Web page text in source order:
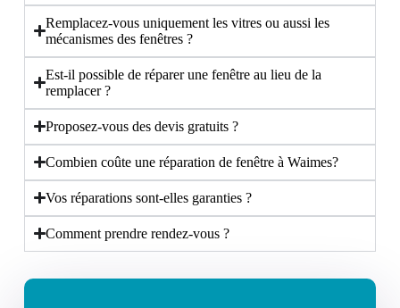
Remplacez-vous uniquement les vitres ou aussi les
mécanismes des fenêtres ?
Est-il possible de réparer une fenêtre au lieu de la
remplacer ?
Proposez-vous des devis gratuits ?
Combien coûte une réparation de fenêtre à Waimes?
Vos réparations sont-elles garanties ?
Comment prendre rendez-vous ?